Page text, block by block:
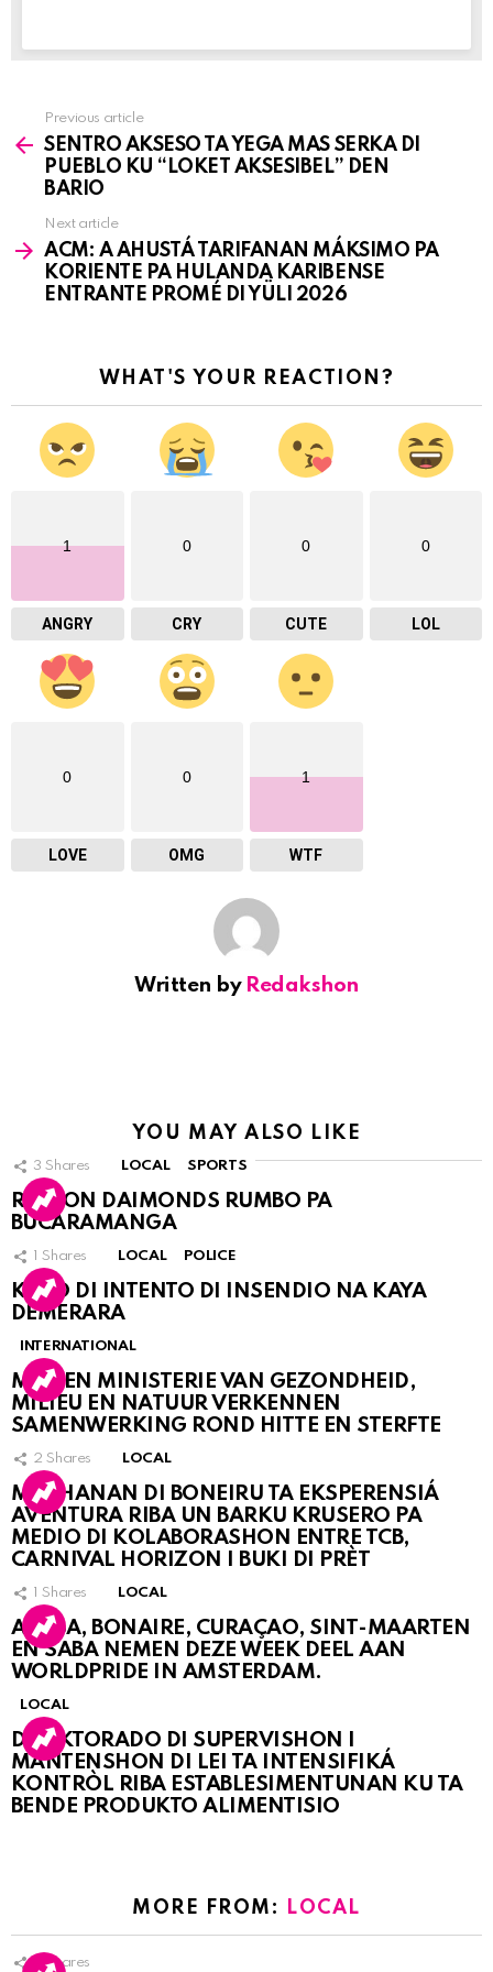
more
Previous article
SENTRO AKSESO TA YEGA MAS SERKA DI
PUEBLO KU “LOKET AKSESIBEL” DEN
BARIO
Next article
ACM: A AHUSTÁ TARIFANAN MÁKSIMO PA
KORIENTE PA HULANDA KARIBENSE
ENTRANTE PROMÉ DI YÜLI 2026
WHAT'S YOUR REACTION?
1
ANGRY
0
CRY
0
CUTE
0
LOL
0
LOVE
0
OMG
1
WTF
Written by Redakshon
YOU MAY ALSO LIKE
3 Shares LOCAL SPORTS
RINCON DAIMONDS RUMBO PA
BUCARAMANGA
1 Shares LOCAL POLICE
KASO DI INTENTO DI INSENDIO NA KAYA
DEMERARA
INTERNATIONAL
MDC EN MINISTERIE VAN GEZONDHEID,
MILIEU EN NATUUR VERKENNEN
SAMENWERKING ROND HITTE EN STERFTE
2 Shares LOCAL
MUCHANAN DI BONEIRU TA EKSPERENSIÁ
AVENTURA RIBA UN BARKU KRUSERO PA
MEDIO DI KOLABORASHON ENTRE TCB,
CARNIVAL HORIZON I BUKI DI PRÈT
1 Shares LOCAL
ARUBA, BONAIRE, CURAÇAO, SINT-MAARTEN
EN SABA NEMEN DEZE WEEK DEEL AAN
WORLDPRIDE IN AMSTERDAM.
LOCAL
DIREKTORADO DI SUPERVISHON I
MANTENSHON DI LEI TA INTENSIFIKÁ
KONTRÒL RIBA ESTABLESIMENTUNAN KU TA
BENDE PRODUKTO ALIMENTISIO
MORE FROM: LOCAL
Shares